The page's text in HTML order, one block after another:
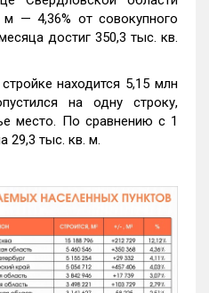
— 4,36% от совокупного
достиг 350,3 тыс. кв.
находится 5,15 млн
на одну строку,
место. По сравнению с 1
29,3 тыс. кв. м.